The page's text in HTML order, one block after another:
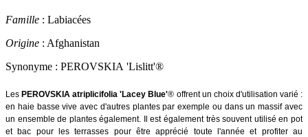
Famille : Labiacées
Origine : Afghanistan
Synonyme : PEROVSKIA 'Lislitt'®
LesPEROVSKIA atriplicifolia 'Lacey Blue'® offrent un choix d'utilisation varié :
en haie basse vive avec d'autres plantes par exemple ou dans un massif avec
un ensemble de plantes également. Il est également très souvent utilisé en pot
et bac pour les terrasses pour être apprécié toute l'année et profiter au